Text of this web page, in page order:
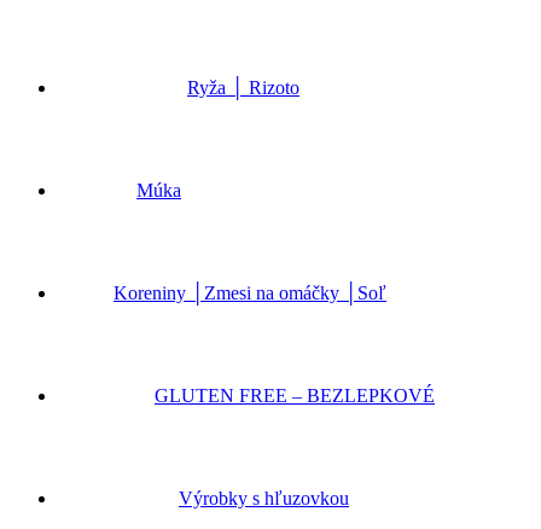
Ryža │ Rizoto
Múka
Koreniny │Zmesi na omáčky │Soľ
GLUTEN FREE – BEZLEPKOVÉ
Výrobky s hľuzovkou